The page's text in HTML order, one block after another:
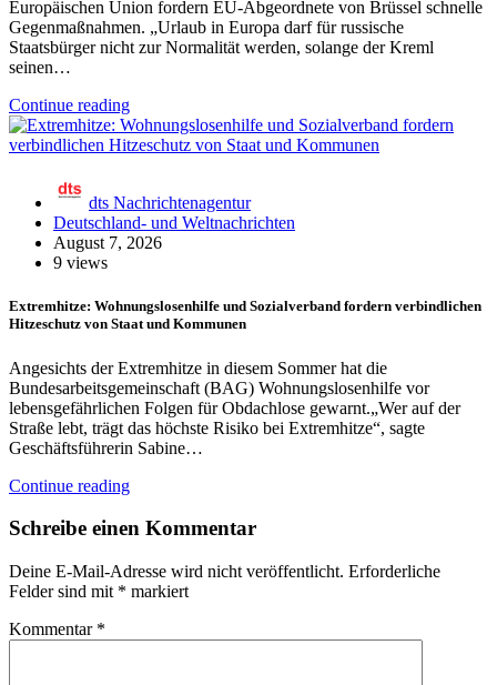
Europäischen Union fordern EU-Abgeordnete von Brüssel schnelle
Gegenmaßnahmen. „Urlaub in Europa darf für russische
Staatsbürger nicht zur Normalität werden, solange der Kreml
seinen…
Continue reading
dts Nachrichtenagentur
Deutschland- und Weltnachrichten
August 7, 2026
9 views
Extremhitze: Wohnungslosenhilfe und Sozialverband fordern verbindlichen
Hitzeschutz von Staat und Kommunen
Angesichts der Extremhitze in diesem Sommer hat die
Bundesarbeitsgemeinschaft (BAG) Wohnungslosenhilfe vor
lebensgefährlichen Folgen für Obdachlose gewarnt.„Wer auf der
Straße lebt, trägt das höchste Risiko bei Extremhitze“, sagte
Geschäftsführerin Sabine…
Continue reading
Schreibe einen Kommentar
Deine E-Mail-Adresse wird nicht veröffentlicht. Erforderliche
Felder sind mit * markiert
Kommentar *